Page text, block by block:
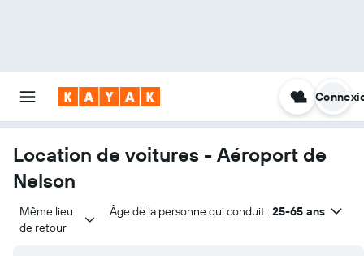
Location de voitures - Aéroport de
Nelson
Même lieu
de retour
Âge de la personne qui conduit : 25-65 ans